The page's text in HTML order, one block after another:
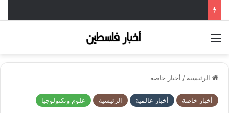
الرئيسية / أخبار خاصة
أخبار خاصة أخبار عالمية الرئيسية علوم وتكنولوجيا